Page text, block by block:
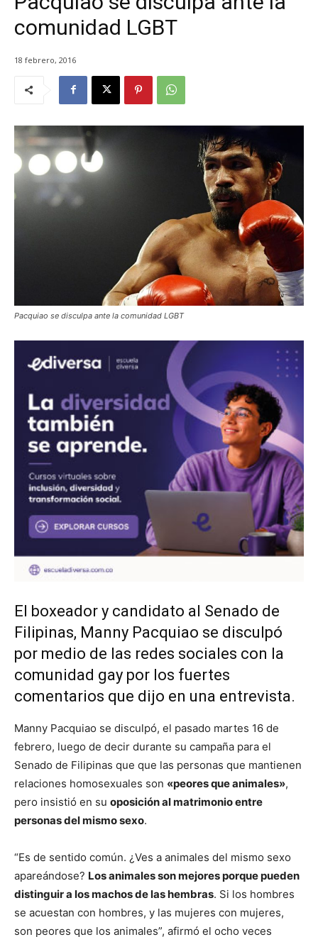
comunidad LGBT
18 febrero, 2016
Pacquiao se disculpa ante la comunidad LGBT
El boxeador y candidato al Senado de
Filipinas, Manny Pacquiao se disculpó
por medio de las redes sociales con la
comunidad gay por los fuertes
comentarios que dijo en una entrevista.
Manny Pacquiao se disculpó, el pasado martes 16 de
febrero, luego de decir durante su campaña para el
Senado de Filipinas que que las personas que mantienen
relaciones homosexuales son «peores que animales»,
pero insistió en su oposición al matrimonio entre
personas del mismo sexo.
“Es de sentido común. ¿Ves a animales del mismo sexo
apareándose? Los animales son mejores porque pueden
distinguir a los machos de las hembras. Si los hombres
se acuestan con hombres, y las mujeres con mujeres,
son peores que los animales”, afirmó el ocho veces